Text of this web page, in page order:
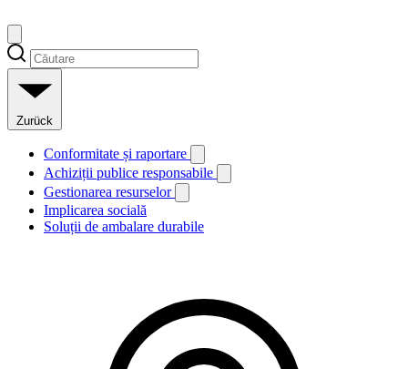
Zurück
Conformitate și raportare
Achiziții publice responsabile
Gestionarea resurselor
Implicarea socială
Soluții de ambalare durabile